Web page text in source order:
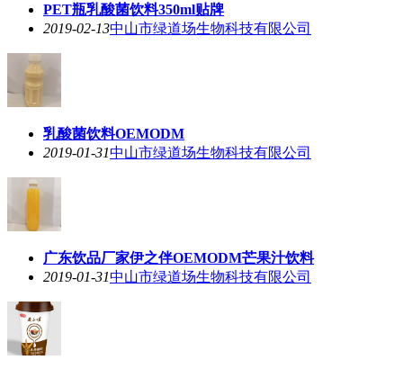
PET瓶乳酸菌饮料350ml贴牌
2019-02-13中山市绿道场生物科技有限公司
乳酸菌饮料OEMODM
2019-01-31中山市绿道场生物科技有限公司
广东饮品厂家伊之伴OEMODM芒果汁饮料
2019-01-31中山市绿道场生物科技有限公司